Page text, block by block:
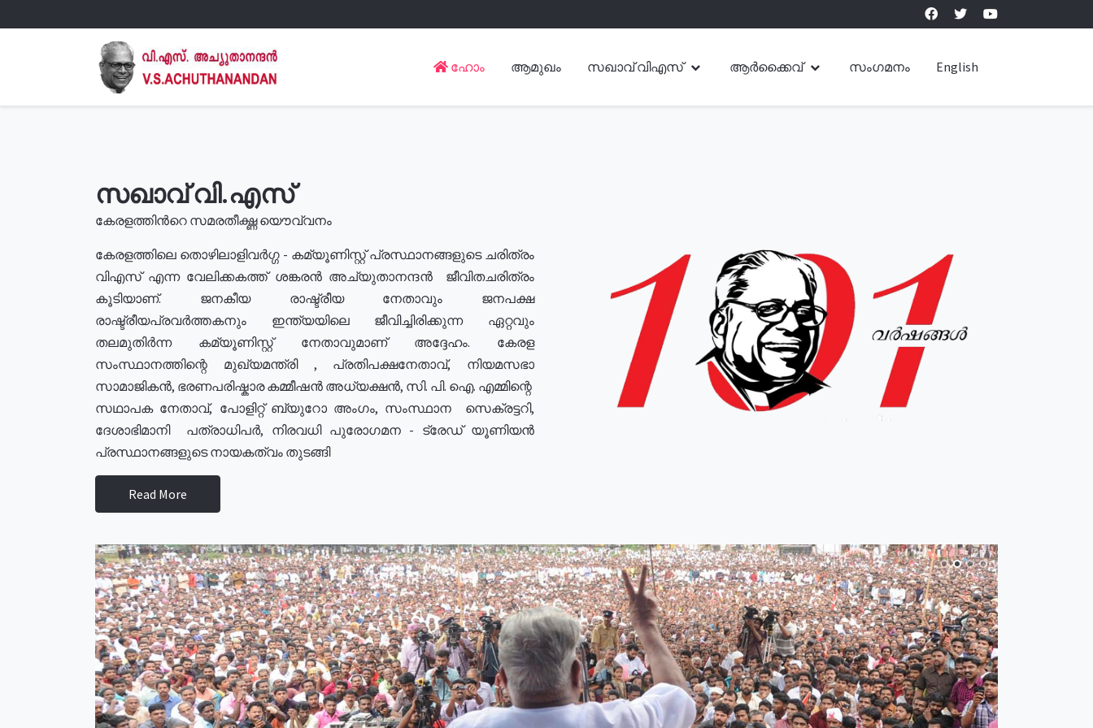
ഹോം ആമുഖം സഖാവ് വിഎസ് ആർക്കൈവ് സംഗമനം English
സഖാവ് വി.എസ്
കേരളത്തിൻറെ സമരതീക്ഷ്ണ യൌവ്വനം
കേരളത്തിലെ തൊഴിലാളിവർഗ്ഗ - കമ്യൂണിസ്റ്റ് പ്രസ്ഥാനങ്ങളുടെ ചരിത്രം
വിഎസ് എന്ന വേലിക്കകത്ത് ശങ്കരൻ അച്യുതാനന്ദൻ ജീവിതചരിത്രം
കൂടിയാണ്. ജനകീയ രാഷ്ട്രീയ നേതാവും ജനപക്ഷ
രാഷ്ട്രീയപ്രവർത്തകനും ഇന്ത്യയിലെ ജീവിച്ചിരിക്കുന്ന ഏറ്റവും
തലമുതിർന്ന കമ്യൂണിസ്റ്റ് നേതാവുമാണ് അദ്ദേഹം. കേരള
സംസ്ഥാനത്തിന്റെ മുഖ്യമന്ത്രി , പ്രതിപക്ഷനേതാവ്, നിയമസഭാ
സാമാജികൻ, ഭരണപരിഷ്കാര കമ്മീഷൻ അധ്യക്ഷൻ, സി. പി. ഐ. എമ്മിന്റെ
സഥാപക നേതാവ്, പോളിറ്റ് ബ്യുറോ അംഗം, സംസ്ഥാന സെക്രട്ടറി,
ദേശാഭിമാനി പത്രാധിപർ, നിരവധി പുരോഗമന - ട്രേഡ് യൂണിയൻ
പ്രസ്ഥാനങ്ങളുടെ നായകത്വം തുടങ്ങി
Read More